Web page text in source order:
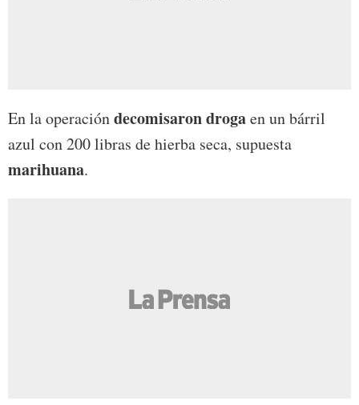
En la operacióndecomisaron drogaen un bárril
azul con 200 libras de hierba seca, supuesta
marihuana.